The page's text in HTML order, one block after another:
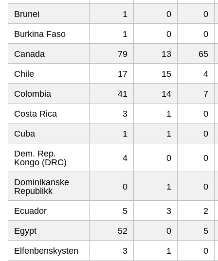
Brunei 1 0 0
Burkina Faso 1 0 0
Canada 79 13 65
Chile 17 15 4
Colombia 41 14 7
Costa Rica 3 1 0
Cuba 1 1 0
Dem. Rep.
Kongo (DRC)
4 0 0
Dominikanske
Republikk
0 1 0
Ecuador 5 3 2
Egypt 52 0 5
Elfenbenskysten 3 1 0